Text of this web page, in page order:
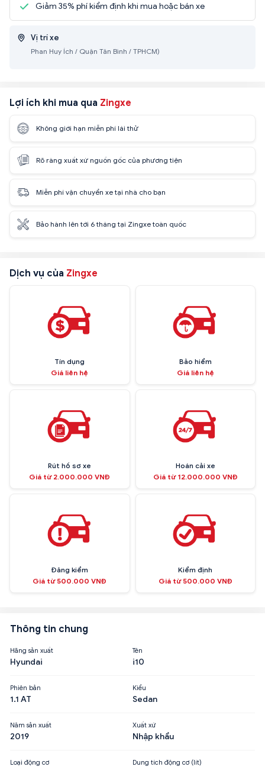
Giảm 35% phí kiểm định khi mua hoặc bán xe
Vị trí xe
Phan Huy Ích / Quận Tân Bình / TPHCM)
Lợi ích khi mua qua Zingxe
Không giới hạn miễn phí lái thử
Rõ ràng xuất xứ nguồn gốc của phương tiện
Miễn phí vận chuyển xe tại nhà cho bạn
Bảo hành lên tới 6 tháng tại Zingxe toàn quốc
Dịch vụ của Zingxe
Tín dụng
Giá liên hệ
Bảo hiểm
Giá liên hệ
Rút hồ sơ xe
Giá từ 2.000.000 VNĐ
Hoán cải xe
Giá từ 12.000.000 VNĐ
Đăng kiểm
Giá từ 500.000 VNĐ
Kiểm định
Giá từ 500.000 VNĐ
Thông tin chung
Hãng sản xuất
Hyundai
Tên
i10
Phiên bản
1.1 AT
Kiểu
Sedan
Năm sản xuất
2019
Xuất xứ
Nhập khẩu
Loại động cơ Dung tích động cơ (lít)